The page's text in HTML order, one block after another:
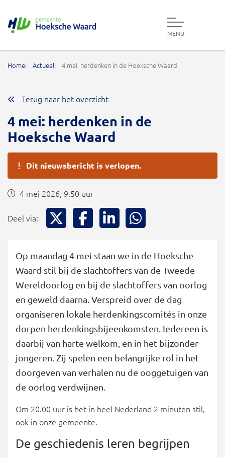
MENU
Home Actueel 4 mei: herdenken in de Hoeksche Waard
Terug naar het overzicht
4 mei: herdenken in de
Hoeksche Waard
Dit nieuwsbericht is verlopen.
4 mei 2026, 9.50 uur
Deel via: Deel via XDeel via Facebook
Deel via LinkedIn
Op maandag 4 mei staan we in de Hoeksche
Waard stil bij de slachtoffers van de Tweede
Wereldoorlog en bij de slachtoffers van oorlog
en geweld daarna. Verspreid over de dag
organiseren lokale herdenkingscomités in onze
dorpen herdenkingsbijeenkomsten. Iedereen is
daarbij van harte welkom, en in het bijzonder
jongeren. Zij spelen een belangrijke rol in het
doorgeven van verhalen nu de ooggetuigen van
de oorlog verdwijnen.
Om 20.00 uur is het in heel Nederland 2 minuten stil,
ook in onze gemeente.
De geschiedenis leren begrijpen